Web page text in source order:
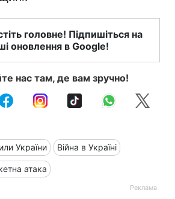
головне! Підпишіться на
оновлення в Google!
нас там, де вам зручно!
України Війна в Україні
атака